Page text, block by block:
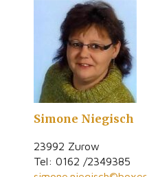
Simone Niegisch
23992 Zurow
Tel: 0162 /2349385